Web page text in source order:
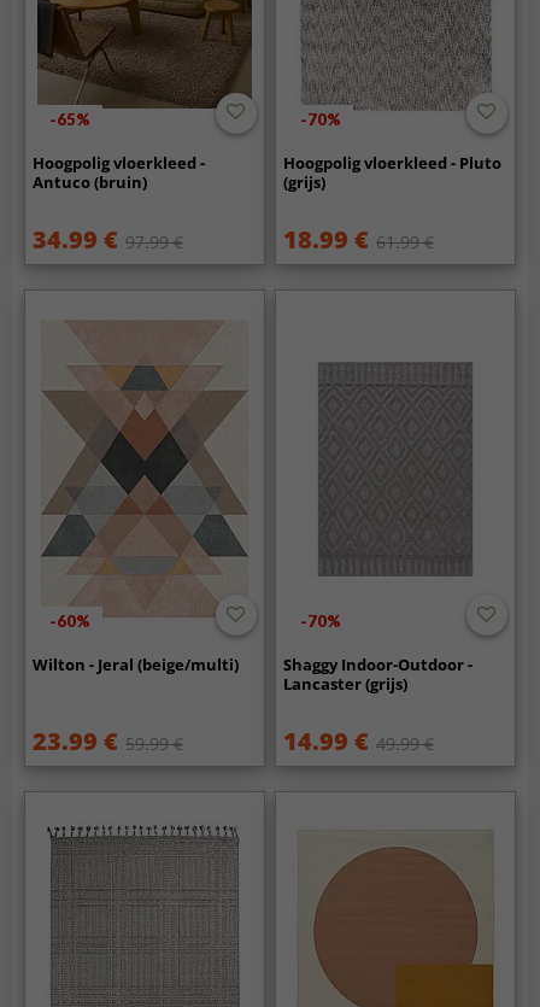
-65%
Hoogpolig vloerkleed -
Antuco (bruin)
34.99 € 97.99 €
-70%
Hoogpolig vloerkleed - Pluto
(grijs)
18.99 € 61.99 €
-60%
Wilton - Jeral (beige/multi)
23.99 € 59.99 €
-70%
Shaggy Indoor-Outdoor -
Lancaster (grijs)
14.99 € 49.99 €